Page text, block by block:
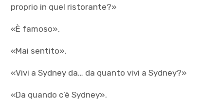
proprio in quel ristorante?»
«È famoso».
«Mai sentito».
«Vivi a Sydney da… da quanto vivi a Sydney?»
«Da quando c’è Sydney».